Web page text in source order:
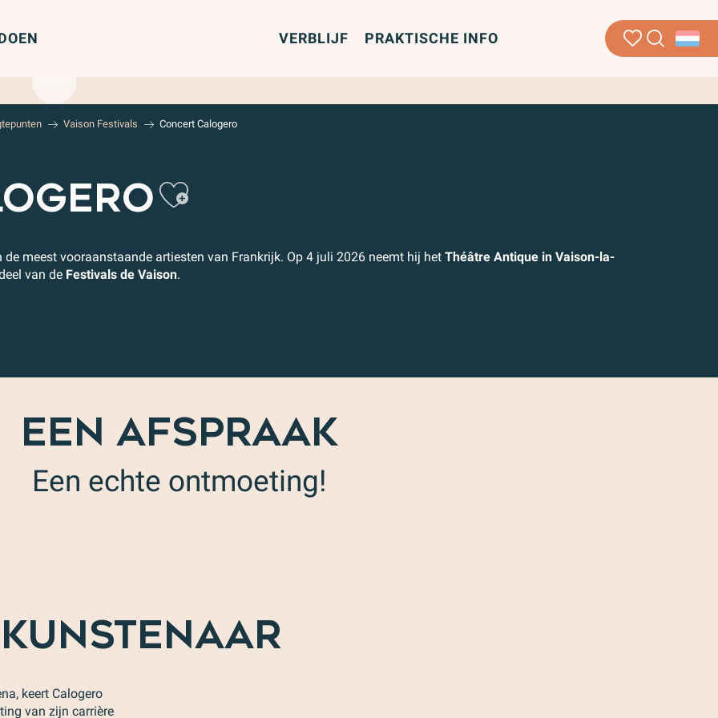
Zoek op
VERBLIJF PRAKTISCHE INFO
Vaison Festivals Concert Calogero
Ajouter aux favoris
de meest vooraanstaande artiesten van Frankrijk. Op 4 juli 2026 neemt hij het Théâtre Antique in Vaison-la-
van de Festivals de Vaison.
EEN AFSPRAAK
Een echte ontmoeting!
keert Calogero
van zijn carrière